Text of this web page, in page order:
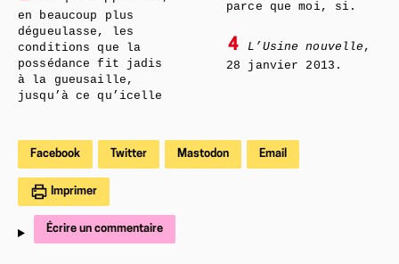
en beaucoup plus
dégueulasse, les
conditions que la
possédance fit jadis
à la gueusaille,
jusqu’à ce qu’icelle
parce que moi, si.
4 L’Usine nouvelle ,
28 janvier 2013.
Facebook Twitter Mastodon Email
Imprimer
Écrire un commentaire